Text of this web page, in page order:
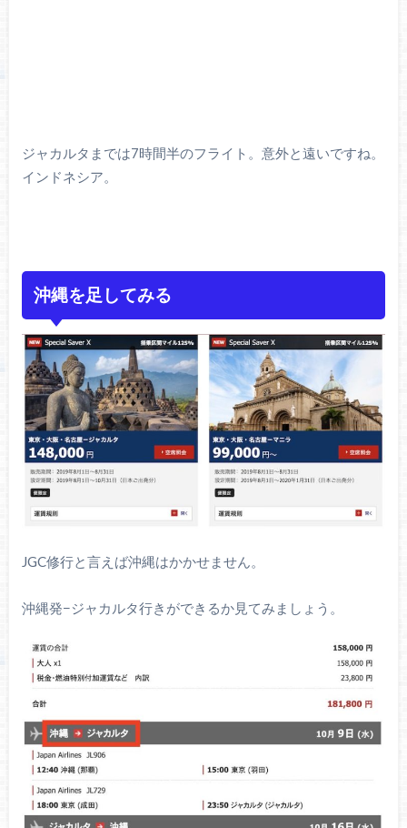
ジャカルタまでは7時間半のフライト。意外と遠いですね。
インドネシア。
沖縄を足してみる
JGC修行と言えば沖縄はかかせません。
沖縄発−ジャカルタ行きができるか見てみましょう。